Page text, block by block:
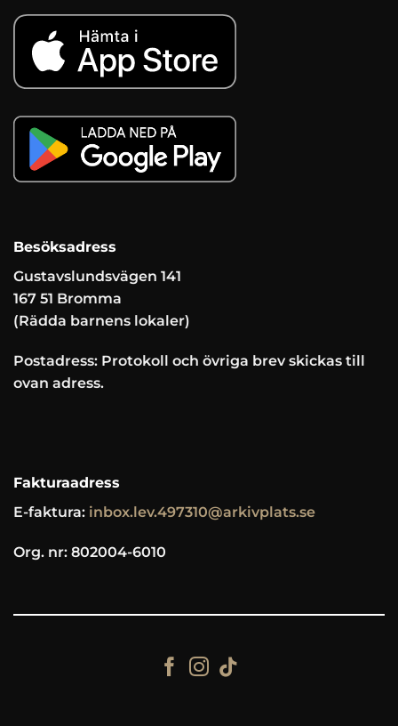
Besöksadress
Gustavslundsvägen 141
167 51 Bromma
(Rädda barnens lokaler)
Postadress: Protokoll och övriga brev skickas till
ovan adress.
Fakturaadress
E-faktura: inbox.lev.497310@arkivplats.se
Org. nr: 802004-6010